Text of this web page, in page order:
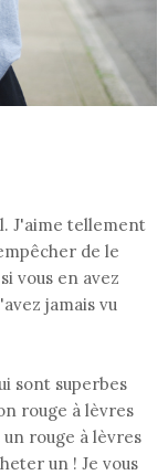
J'aime tellement
de le
vous en avez
jamais vu
sont superbes
rouge à lèvres
rouge à lèvres
un ! Je vous